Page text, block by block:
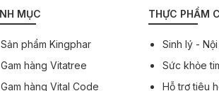
MỤC
Sản phẩm Kingphar
Gam hàng Vitatree
Gam hàng Vital Code
THỰC PHẨM
Sinh lý -
Sức khỏe
Hỗ trợ tiêu